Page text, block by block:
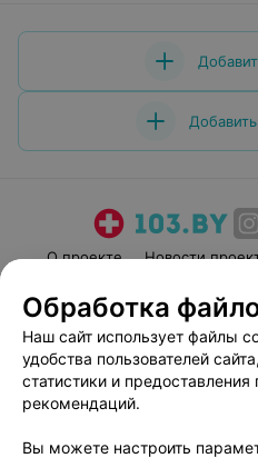
О проекте Новости
Пользовательское
Вакансии
Написать
Персональные
Обработка
Наш сайт использует файлы
удобства пользователей
статистики и
рекомендаций.
Вы можете настроить